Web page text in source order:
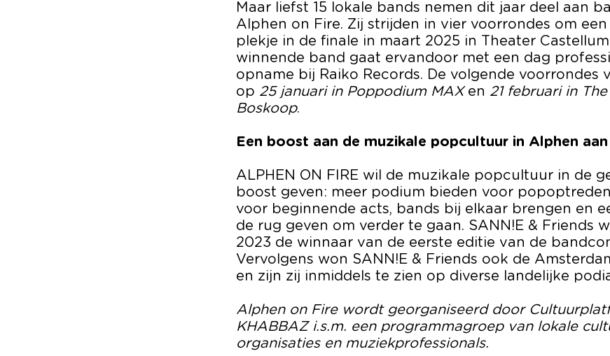
Maar liefst 15 lokale bands nemen dit jaar deel aan
Alphen on Fire. Zij strijden in vier voorrondes om
plekje in de finale in maart 2025 in Theater
winnende band gaat ervandoor met een dag
opname bij Raiko Records. De volgende voorrondes
op 25 januari in Poppodium MAXen 21 februari in
Boskoop.
Een boost aan de muzikale popcultuur in Alphen aan
ALPHEN ON FIRE wil de muzikale popcultuur in de
boost geven: meer podium bieden voor
voor beginnende acts, bands bij elkaar brengen en
de rug geven om verder te gaan. SANN!E & Friends
2023 de winnaar van de eerste editie van de
Vervolgens won SANN!E & Friends ook de
en zijn zij inmiddels te zien op diverse landelijke
Alphen on Fire wordt georganiseerd door
KHABBAZ i.s.m. een programmagroep van lokale
organisaties en muziekprofessionals.